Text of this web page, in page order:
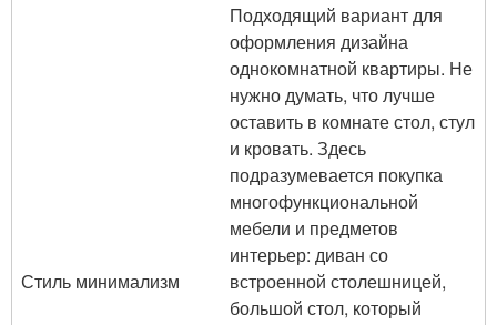
Стиль минимализм
Подходящий вариант для
оформления дизайна
однокомнатной квартиры. Не
нужно думать, что лучше
оставить в комнате стол, стул
и кровать. Здесь
подразумевается покупка
многофункциональной
мебели и предметов
интерьер: диван со
встроенной столешницей,
большой стол, который